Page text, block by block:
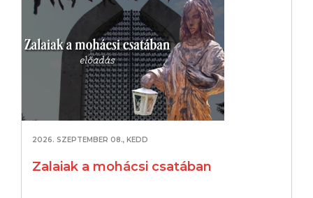
2026. SZEPTEMBER 08., KEDD
Zalaiak a mohácsi csatában